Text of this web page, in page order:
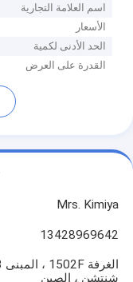
اسم العلامة التجارية
الأسعار
الحد الأدنى لكمية
القدرة على العرض
Mrs. Kimiya
13428969642
شنتشن ، الصين